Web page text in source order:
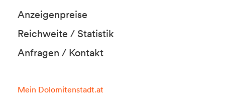
Anzeigenpreise
Reichweite / Statistik
Anfragen / Kontakt
Mein Dolomitenstadt.at